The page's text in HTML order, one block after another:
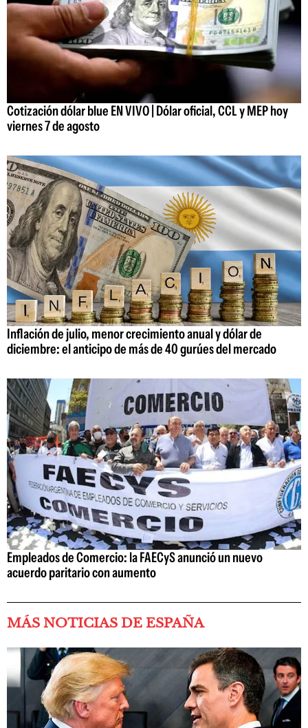
Cotización dólar blue EN VIVO | Dólar oficial, CCL y MEP hoy
viernes 7 de agosto
Inflación de julio, menor crecimiento anual y dólar de
diciembre: el anticipo de más de 40 gurúes del mercado
Empleados de Comercio: la FAECyS anunció un nuevo
acuerdo paritario con aumento
MÁS NOTICIAS DE ESPAÑA